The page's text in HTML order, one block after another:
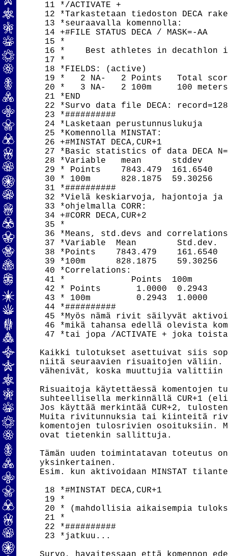
11 */ACTIVATE +
12 *Tarkastetaan tiedoston DECA
13 *seuraavalla komennolla:
14 +#FILE STATUS DECA / MASK=-AA
15 *
16 *    Best athletes in decathlon
17 *
18 *FIELDS: (active)
19 *   2 NA-   2 Points   Total
20 *   3 NA-   2 100m     100
21 *END
22 *Survo data file DECA: record=128
23 *##########
24 *Lasketaan perustunnuslukuja
25 *Komennolla MINSTAT:
26 +#MINSTAT DECA,CUR+1
27 *Basic statistics of data DECA
28 *Variable   mean      stddev
29 * Points    7843.479  161.6540
30 * 100m      828.1875  59.30256
31 *##########
32 *Vielä keskiarvoja, hajontoja ja
33 *ohjelmalla CORR:
34 +#CORR DECA,CUR+2
35 *
36 *Means, std.devs and correlations
37 *Variable  Mean        Std.dev.
38 *Points    7843.479    161.6540
39 *100m      828.1875    59.30256
40 *Correlations:
41 *             Points  100m
42 * Points       1.0000  0.2943
43 * 100m         0.2943  1.0000
44 *##########
45 *Myös nämä rivit säilyvät
46 *mikä tahansa edellä olevista
47 *tai jopa /ACTIVATE + joka
Kaikki tulotukset asettuivat siis
niitä seuraavien risuaitojen väliin.
vähenivät, koska muuttujia valittiin
Risuaitoja käytettäessä komentojen
suhteellisella merkinnällä CUR+1
Jos käyttää merkintää CUR+2,
Muita rivitunnuksia tai kiinteitä
komentojen tulosrivien osoituksiin.
ovat tietenkin sallittuja.
Tämän uuden toimintatavan toteutus
yksinkertainen.
Esim. kun aktivoidaan MINSTAT
18 *#MINSTAT DECA,CUR+1
19 *
20 * (mahdollisia aikaisempia
21 *
22 *##########
23 *jatkuu...